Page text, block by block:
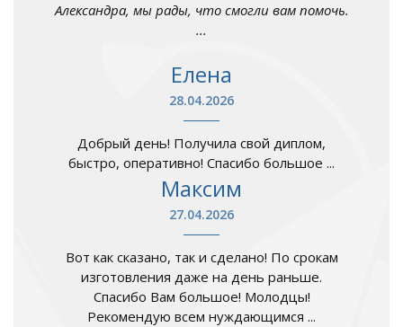
Александра, мы рады, что смогли вам помочь.
...
Елена
28.04.2026
Добрый день! Получила свой диплом,
быстро, оперативно! Спасибо большое ...
Максим
27.04.2026
Вот как сказано, так и сделано! По срокам
изготовления даже на день раньше.
Спасибо Вам большое! Молодцы!
Рекомендую всем нуждающимся ...